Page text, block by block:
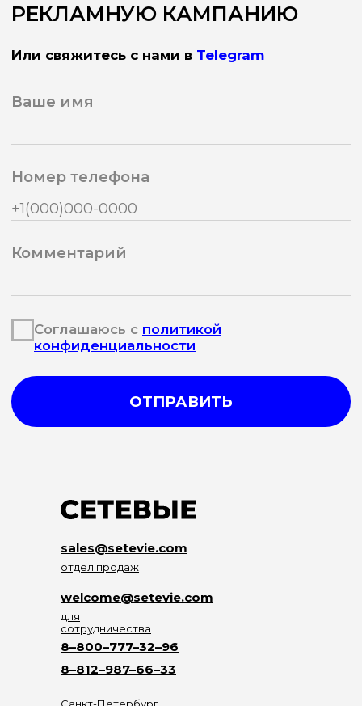
отдел продаж
8–812–987–66–33
8–800–777–32–96
sales@setevie.com
для
сотрудничества
welcome@setevie.com